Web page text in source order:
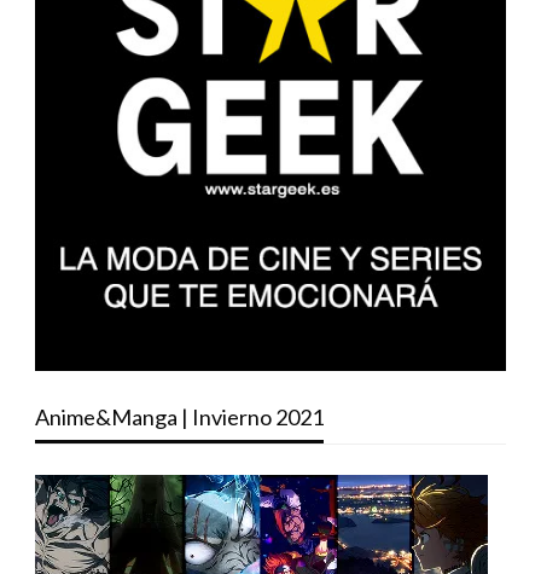
Anime&Manga | Invierno 2021